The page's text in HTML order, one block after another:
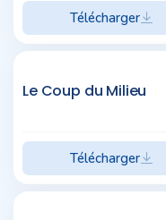
Télécharger
Le Coup du Milieu
Télécharger